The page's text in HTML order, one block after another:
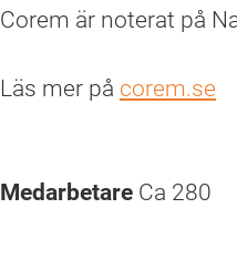
Corem är noterat på
Läs mer på corem.se
Medarbetare Ca 280